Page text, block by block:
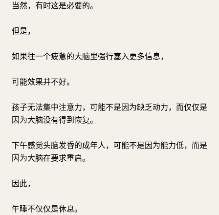
当然，有时这是必要的。
但是，
如果往一个疲惫的大脑里强行塞入更多信息，
可能效果并不好。
孩子无法集中注意力，可能不是因为缺乏动力，而仅仅是
因为大脑没有得到恢复。
下午感觉头脑发昏的成年人，可能不是因为能力低，而是
因为大脑在要求重启。
因此，
午睡不仅仅是休息。